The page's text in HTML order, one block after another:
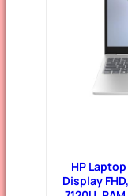
HP
Display